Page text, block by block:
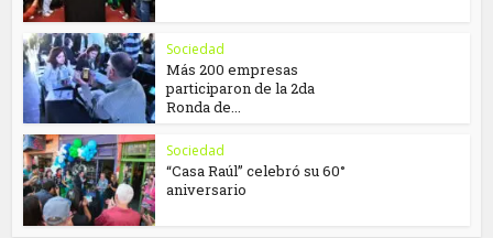
Sociedad
Más 200 empresas
participaron de la 2da
Ronda de...
Sociedad
“Casa Raúl” celebró su 60°
aniversario